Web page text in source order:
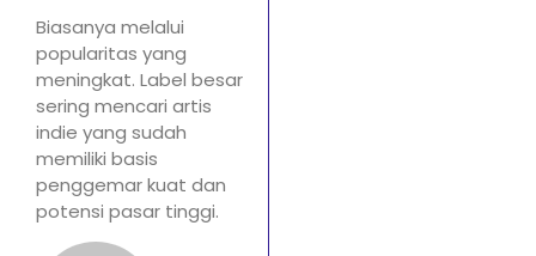
Biasanya melalui
popularitas yang
meningkat. Label besar
sering mencari artis
indie yang sudah
memiliki basis
penggemar kuat dan
potensi pasar tinggi.